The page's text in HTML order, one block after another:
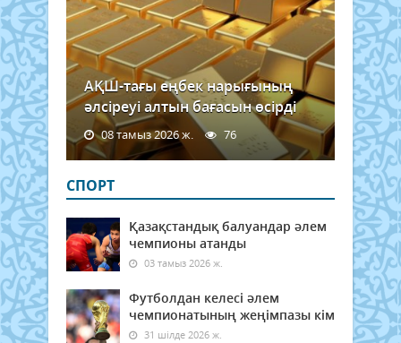
АҚШ-тағы еңбек нарығының
әлсіреуі алтын бағасын өсірді
08 тамыз 2026 ж. 76
СПОРТ
Қазақстандық балуандар әлем
чемпионы атанды
03 тамыз 2026 ж.
Футболдан келесі әлем
чемпионатының жеңімпазы кім
31 шілде 2026 ж.